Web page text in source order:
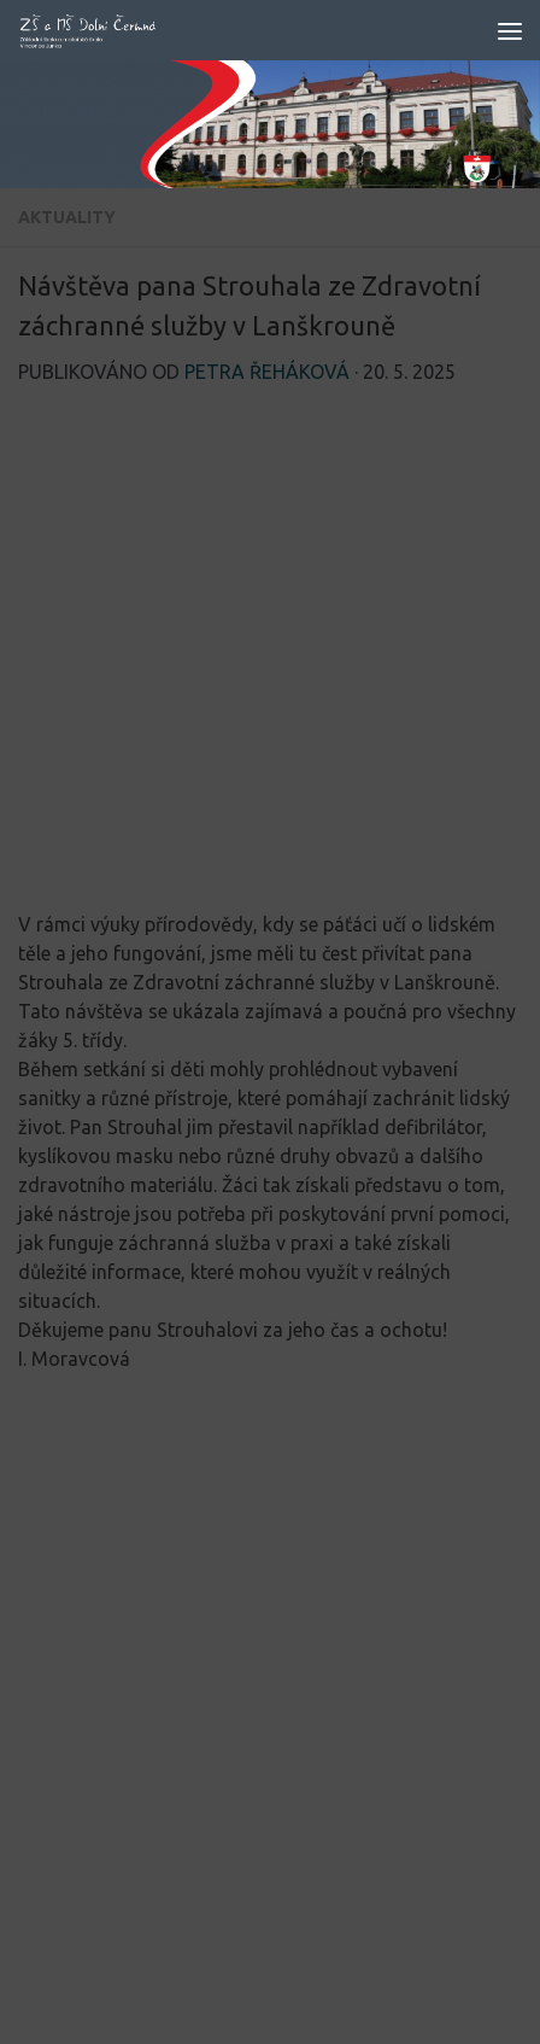
Skip to content
AKTUALITY
Návštěva pana Strouhala ze Zdravotní
záchranné služby v Lanškrouně
PUBLIKOVÁNO OD PETRA ŘEHÁKOVÁ · 20. 5. 2025
V rámci výuky přírodovědy, kdy se páťáci učí o lidském
těle a jeho fungování, jsme měli tu čest přivítat pana
Strouhala ze Zdravotní záchranné služby v Lanškrouně.
Tato návštěva se ukázala zajímavá a poučná pro všechny
žáky 5. třídy.
Během setkání si děti mohly prohlédnout vybavení
sanitky a různé přístroje, které pomáhají zachránit lidský
život. Pan Strouhal jim přestavil například defibrilátor,
kyslíkovou masku nebo různé druhy obvazů a dalšího
zdravotního materiálu. Žáci tak získali představu o tom,
jaké nástroje jsou potřeba při poskytování první pomoci,
jak funguje záchranná služba v praxi a také získali
důležité informace, které mohou využít v reálných
situacích.
Děkujeme panu Strouhalovi za jeho čas a ochotu!
I. Moravcová